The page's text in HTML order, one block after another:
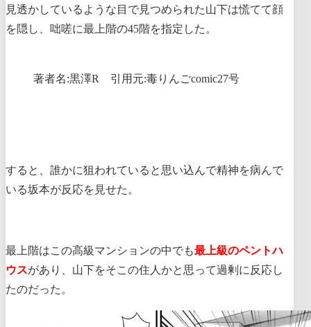
見透かしているような目で見つめられた山下は慌てて顔
を隠し、咄嗟に最上階の45階を指定した。
著者名:黒澤R 引用元:毒りんごcomic27号
すると、誰かに狙われていると思い込んで精神を病んで
いる坂本が反応を見せた。
最上階はこの高級マンションの中でも最上級のペントハ
ウスがあり、山下をそこの住人かと思って過剰に反応し
たのだった。